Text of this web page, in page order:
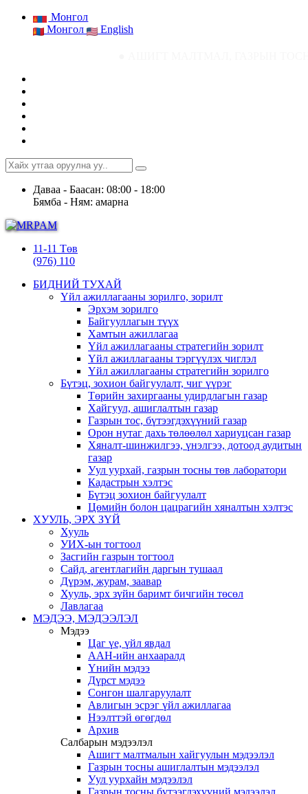
Монгол
Монгол
English
Даваа - Баасан: 08:00 - 18:00
Бямба - Ням: амарна
11-11 Төв
(976) 110
БИДНИЙ ТУХАЙ
Үйл ажиллагааны зорилго, зорилт
Эрхэм зорилго
Байгууллагын түүх
Хамтын ажиллагаа
Үйл ажиллагааны стратегийн зорилт
Үйл ажиллагааны тэргүүлэх чиглэл
Үйл ажиллагааны стратегийн зорилго
Бүтэц, зохион байгуулалт, чиг үүрэг
Төрийн захиргааны удирдлагын газар
Хайгуул, ашиглалтын газар
Газрын тос, бүтээгдэхүүний газар
Орон нутаг дахь төлөөлөл хариуцсан газар
Хяналт-шинжилгээ, үнэлгээ, дотоод аудитын
газар
Уул уурхай, газрын тосны төв лаборатори
Кадастрын хэлтэс
Бүтэц зохион байгуулалт
Цөмийн болон цацрагийн хяналтын хэлтэс
ХУУЛЬ, ЭРХ ЗҮЙ
Хууль
УИХ-ын тогтоол
Засгийн газрын тогтоол
Сайд, агентлагийн даргын тушаал
Дүрэм, журам, заавар
Хууль, эрх зүйн баримт бичгийн төсөл
Лавлагаа
МЭДЭЭ, МЭДЭЭЛЭЛ
Мэдээ
Цаг үе, үйл явдал
ААН-ийн анхааралд
Үнийн мэдээ
Дүрст мэдээ
Сонгон шалгаруулалт
Авлигын эсрэг үйл ажиллагаа
Нээлттэй өгөгдөл
Архив
Салбарын мэдээлэл
Ашигт малтмалын хайгуулын мэдээлэл
Газрын тосны ашиглалтын мэдээлэл
Уул уурхайн мэдээлэл
Газрын тосны бүтээгдэхүүний мэдээлэл